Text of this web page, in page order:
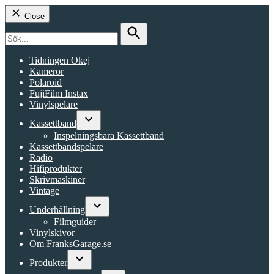
Close
for:
Search
Tidningen Okej
Kameror
Polaroid
FujiFilm Instax
Vinylspelare
Kassettband
Open
dropdown
menu
Inspelningsbara Kassettband
Kassettbandspelare
Radio
Hifiprodukter
Skrivmaskiner
Vintage
Underhållning
Open
Filmguider
Vinylskivor
Om FranksGarage.se
Produkter
Open